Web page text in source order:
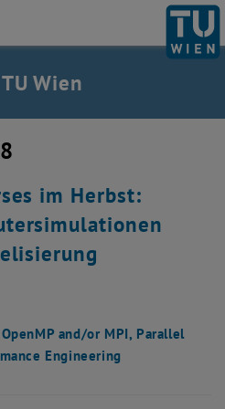
Startseite auflisten
Wien
im Herbst:
and/or MPI, Parallel
Engineering